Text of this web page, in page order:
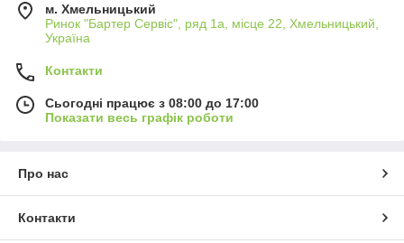
м. Хмельницький
Ринок "Бартер Сервіс", ряд 1а, місце 22, Хмельницький,
Україна
Контакти
Сьогодні працює з 08:00 до 17:00
Показати весь графік роботи
Про нас
Контакти